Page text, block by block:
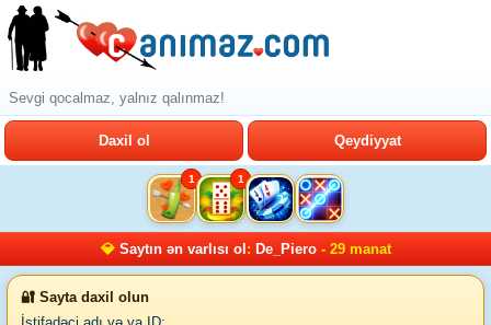
Sevgi qocalmaz, yalnız qalınmaz!
Daxil ol Qeydiyyat
1 1
💎 Saytın ən varlısı ol : De_Piero- 29 manat
🔐 Sayta daxil olun